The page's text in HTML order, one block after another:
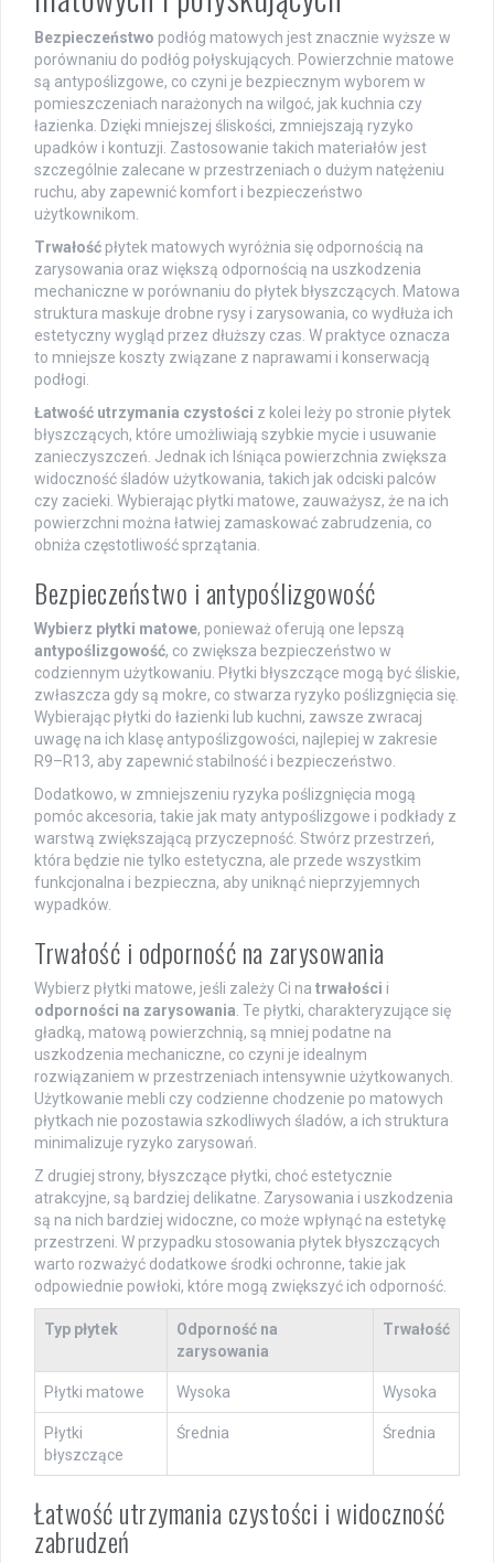
Bezpieczeństwo podłóg matowych jest znacznie wyższe w
porównaniu do podłóg połyskujących. Powierzchnie matowe
są antypoślizgowe, co czyni je bezpiecznym wyborem w
pomieszczeniach narażonych na wilgoć, jak kuchnia czy
łazienka. Dzięki mniejszej śliskości, zmniejszają ryzyko
upadków i kontuzji. Zastosowanie takich materiałów jest
szczególnie zalecane w przestrzeniach o dużym natężeniu
ruchu, aby zapewnić komfort i bezpieczeństwo
użytkownikom.
Trwałość płytek matowych wyróżnia się odpornością na
zarysowania oraz większą odpornością na uszkodzenia
mechaniczne w porównaniu do płytek błyszczących. Matowa
struktura maskuje drobne rysy i zarysowania, co wydłuża ich
estetyczny wygląd przez dłuższy czas. W praktyce oznacza
to mniejsze koszty związane z naprawami i konserwacją
podłogi.
Łatwość utrzymania czystości z kolei leży po stronie płytek
błyszczących, które umożliwiają szybkie mycie i usuwanie
zanieczyszczeń. Jednak ich lśniąca powierzchnia zwiększa
widoczność śladów użytkowania, takich jak odciski palców
czy zacieki. Wybierając płytki matowe, zauważysz, że na ich
powierzchni można łatwiej zamaskować zabrudzenia, co
obniża częstotliwość sprzątania.
Bezpieczeństwo i antypoślizgowość
Wybierz płytki matowe, ponieważ oferują one lepszą
antypoślizgowość, co zwiększa bezpieczeństwo w
codziennym użytkowaniu. Płytki błyszczące mogą być śliskie,
zwłaszcza gdy są mokre, co stwarza ryzyko poślizgnięcia się.
Wybierając płytki do łazienki lub kuchni, zawsze zwracaj
uwagę na ich klasę antypoślizgowości, najlepiej w zakresie
R9–R13, aby zapewnić stabilność i bezpieczeństwo.
Dodatkowo, w zmniejszeniu ryzyka poślizgnięcia mogą
pomóc akcesoria, takie jak maty antypoślizgowe i podkłady z
warstwą zwiększającą przyczepność. Stwórz przestrzeń,
która będzie nie tylko estetyczna, ale przede wszystkim
funkcjonalna i bezpieczna, aby uniknąć nieprzyjemnych
wypadków.
Trwałość i odporność na zarysowania
Wybierz płytki matowe, jeśli zależy Ci na trwałości i
odporności na zarysowania. Te płytki, charakteryzujące się
gładką, matową powierzchnią, są mniej podatne na
uszkodzenia mechaniczne, co czyni je idealnym
rozwiązaniem w przestrzeniach intensywnie użytkowanych.
Użytkowanie mebli czy codzienne chodzenie po matowych
płytkach nie pozostawia szkodliwych śladów, a ich struktura
minimalizuje ryzyko zarysowań.
Z drugiej strony, błyszczące płytki, choć estetycznie
atrakcyjne, są bardziej delikatne. Zarysowania i uszkodzenia
są na nich bardziej widoczne, co może wpłynąć na estetykę
przestrzeni. W przypadku stosowania płytek błyszczących
warto rozważyć dodatkowe środki ochronne, takie jak
odpowiednie powłoki, które mogą zwiększyć ich odporność.
Typ płytek
Odporność na
zarysowania
Trwałość
Płytki matowe Wysoka Wysoka
Płytki
błyszczące
Średnia Średnia
Łatwość utrzymania czystości i widoczność
zabrudzeń